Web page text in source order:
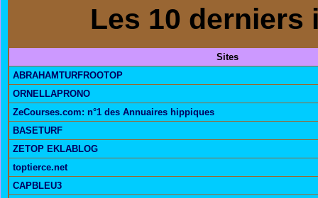
Les 10
Sites
ABRAHAMTURFROOTOP
ORNELLAPRONO
ZeCourses.com: n°1 des Annuaires hippiques
BASETURF
ZETOP EKLABLOG
toptierce.net
CAPBLEU3